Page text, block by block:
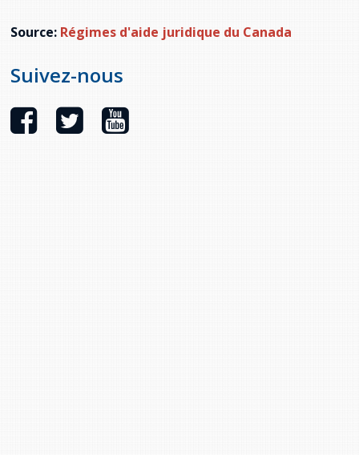
Yulia Kudryakova
Source: Régimes d'aide juridique du Canada
Suivez-nous